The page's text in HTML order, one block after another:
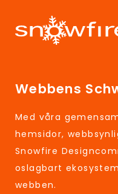
Webbens
Med våra
hemsidor,
Snowfire
oslagbart
webben.